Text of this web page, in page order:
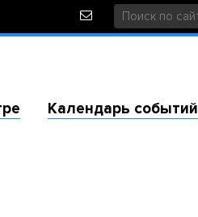
Календарь событий